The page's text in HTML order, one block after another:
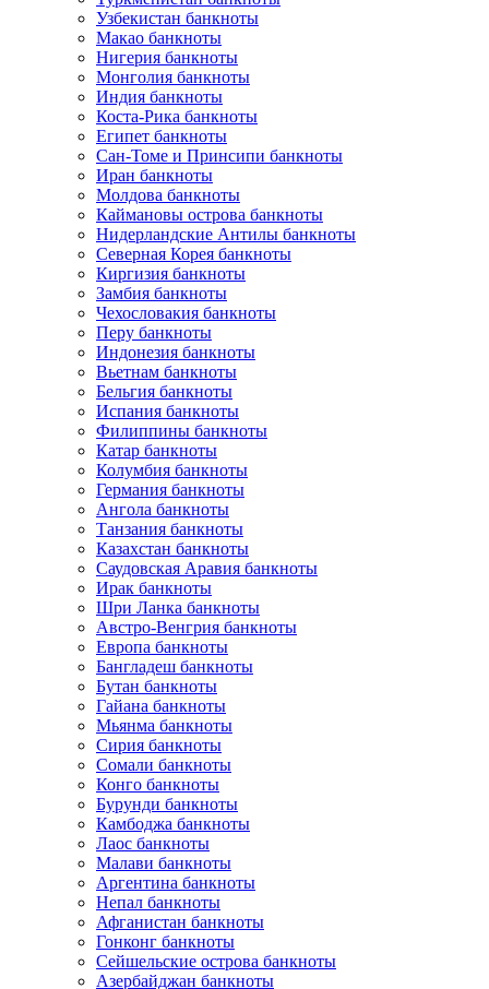
Узбекистан банкноты
Макао банкноты
Нигерия банкноты
Монголия банкноты
Индия банкноты
Коста-Рика банкноты
Египет банкноты
Сан-Томе и Принсипи банкноты
Иран банкноты
Молдова банкноты
Каймановы острова банкноты
Нидерландские Антилы банкноты
Северная Корея банкноты
Киргизия банкноты
Замбия банкноты
Чехословакия банкноты
Перу банкноты
Индонезия банкноты
Вьетнам банкноты
Бельгия банкноты
Испания банкноты
Филиппины банкноты
Катар банкноты
Колумбия банкноты
Германия банкноты
Ангола банкноты
Танзания банкноты
Казахстан банкноты
Саудовская Аравия банкноты
Ирак банкноты
Шри Ланка банкноты
Австро-Венгрия банкноты
Европа банкноты
Бангладеш банкноты
Бутан банкноты
Гайана банкноты
Мьянма банкноты
Сирия банкноты
Сомали банкноты
Конго банкноты
Бурунди банкноты
Камбоджа банкноты
Лаос банкноты
Малави банкноты
Аргентина банкноты
Непал банкноты
Афганистан банкноты
Гонконг банкноты
Сейшельские острова банкноты
Азербайджан банкноты